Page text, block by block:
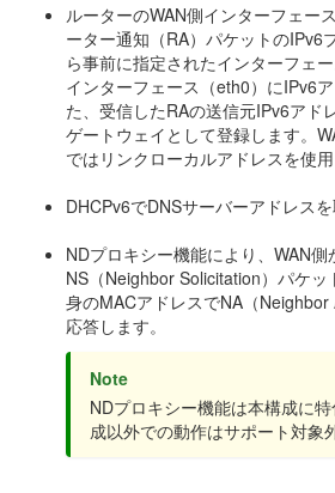
ルーターのWAN側インターフェー
ーター通知（RA）パケットのIPv6
ら事前に指定されたインターフェ
インターフェース（eth0）にIPv6
た、受信したRAの送信元IPv6アド
ゲートウェイとして登録します。
ではリンクローカルアドレスを使用
DHCPv6でDNSサーバーアドレスを
NDプロキシー機能により、WAN
NS（Neighbor Solicitation）パケッ
身のMACアドレスでNA（
応答します。
Note
NDプロキシー機能は本構成に
成以外での動作はサポート対象